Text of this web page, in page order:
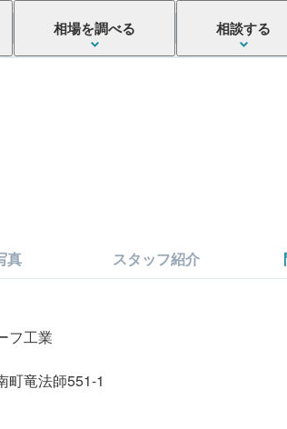
相場を調べる 相談する
真 スタッフ紹介
いかがでしたか？
フ工業
町竜法師551-1